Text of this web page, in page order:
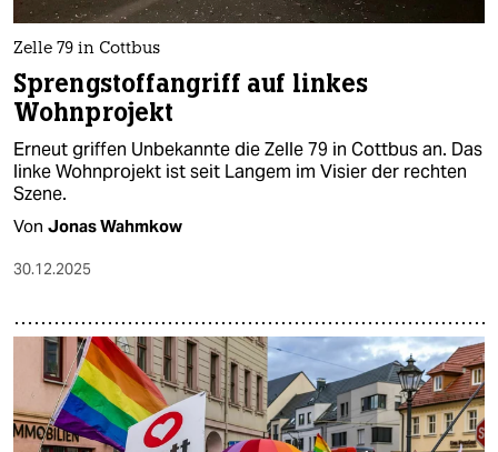
Zelle 79 in Cottbus
Sprengstoffangriff auf linkes
Wohnprojekt
Erneut griffen Unbekannte die Zelle 79 in Cottbus an. Das
linke Wohnprojekt ist seit Langem im Visier der rechten
Szene.
Von Jonas Wahmkow
30.12.2025